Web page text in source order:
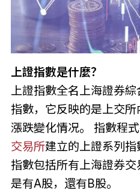
上證指數是什麼？
上證指數全名上海證券
指數，它反映的是上交
漲跌變化情况。 指數程
交易所建立的上證系列
指數包括所有上海證券
是有A股，還有B股。